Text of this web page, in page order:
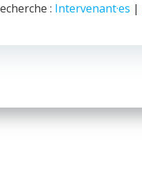
: Intervenant·es |